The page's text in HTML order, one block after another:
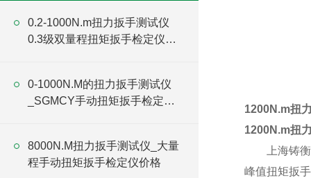
0.2-1000N.m扭力扳手测试仪
0.3级双量程扭矩扳手检定仪厂
0-1000N.M的扭力扳手测试仪
_SGMCY手动扭矩扳手检定仪
8000N.M扭力扳手测试仪_大量
程手动扭矩扳手检定仪价格
1200N.m扭
1200N.m扭
上海铸
峰值扭矩扳